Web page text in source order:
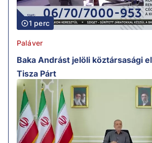
1 perc
Paláver
Baka Andrást jelöli köztársasági
Tisza Párt